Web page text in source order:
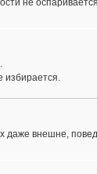
избирается.
даже внешне,